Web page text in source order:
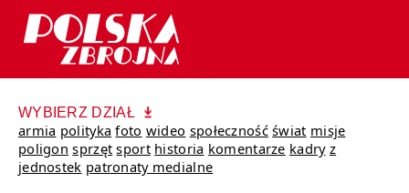
WYBIERZ DZIAŁ
armia polityka foto wideo społeczność świat misje
poligon sprzęt sport historia komentarze kadry z
jednostek patronaty medialne